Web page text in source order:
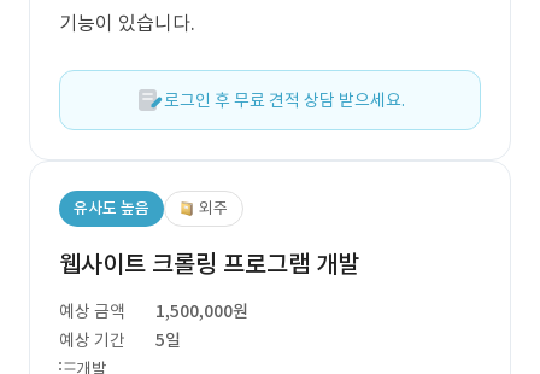
기능이 있습니다.
로그인 후 무료 견적 상담 받으세요.
유사도 높음 외주
웹사이트 크롤링 프로그램 개발
예상 금액
1,500,000원
예상 기간
5일
개발